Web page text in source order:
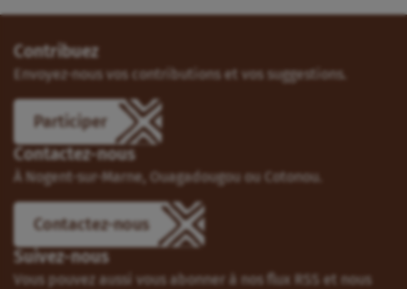
Contribuez
Envoyez-nous vos contributions et vos suggestions.
Participer
Contactez-nous
À Nogent-sur-Marne, Ouagadougou ou Cotonou.
Contactez-nous
Suivez-nous
Vous pouvez aussi vous abonner à nos flux RSS et nous